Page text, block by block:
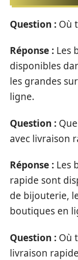
Question : Où
Réponse : Les
disponibles
les grandes
ligne.
Question :
avec livraison
Réponse : Les
rapide sont
de bijouterie,
boutiques en
Question : Où
livraison